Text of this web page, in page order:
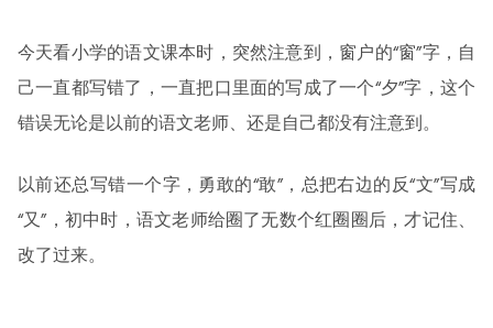
今天看小学的语文课本时，突然注意到，窗户的“窗”字，自
己一直都写错了，一直把口里面的写成了一个“夕”字，这个
错误无论是以前的语文老师、还是自己都没有注意到。
以前还总写错一个字，勇敢的“敢”，总把右边的反“文”写成
“又”，初中时，语文老师给圈了无数个红圈圈后，才记住、
改了过来。